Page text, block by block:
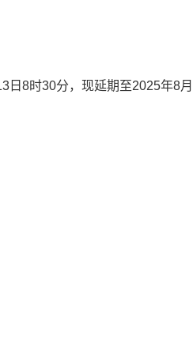
日 8时30分，现延期至2025年8月